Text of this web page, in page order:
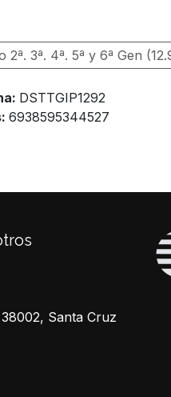
2ª. 3ª. 4ª. 5ª y 6ª Gen
DSTTGIP1292
6938595344527
Santa Cruz